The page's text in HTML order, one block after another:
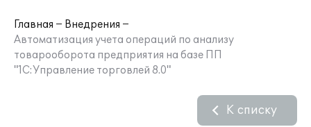
Главная
Внедрения
Автоматизация учета операций по анализу
товарооборота предприятия на базе ПП
"1С:Управление торговлей 8.0"
К списку